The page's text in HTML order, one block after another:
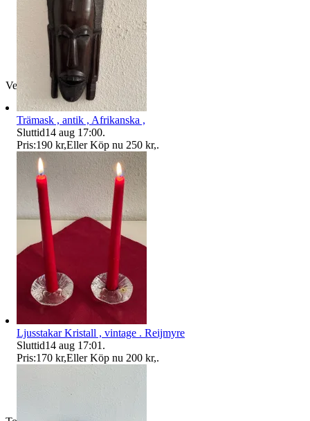
Verifierad
Trämask , antik , Afrikanska ,
Sluttid14 aug 17:00.
Pris:190 kr,Eller Köp nu 250 kr,.
Ljusstakar Kristall , vintage . Reijmyre
Sluttid14 aug 17:01 .
Pris:170 kr,Eller Köp nu 200 kr,.